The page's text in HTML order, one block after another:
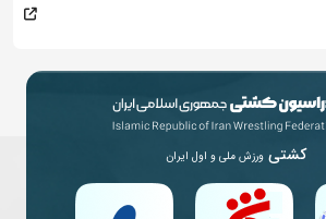
کشتی ورزش ملی و اول ایران